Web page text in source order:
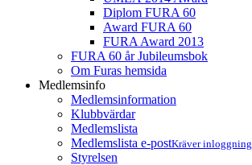
Diplom FURA 60
Award FURA 60
FURA Award 2013
FURA 60 år Jubileumsbok
Om Furas hemsida
Medlemsinfo
Medlemsinformation
Klubbvärdar
Medlemslista
Medlemslista e-postKräver inloggning
Styrelsen